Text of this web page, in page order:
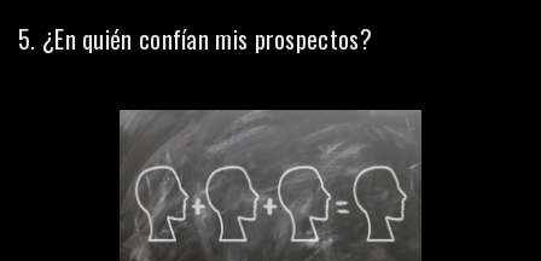
5. ¿En quién confían mis prospectos?